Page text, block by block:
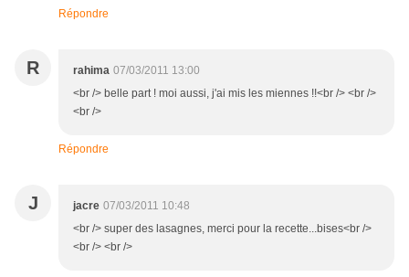
Répondre
R rahima 07/03/2011 13:00
<br /> belle part ! moi aussi, j'ai mis les miennes !!<br /> <br />
<br />
Répondre
J jacre 07/03/2011 10:48
<br /> super des lasagnes, merci pour la recette...bises<br />
<br /> <br />